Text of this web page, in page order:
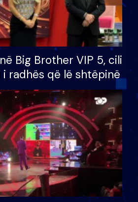
Big Brother VIP 5, cili
radhës që lë shtëpinë